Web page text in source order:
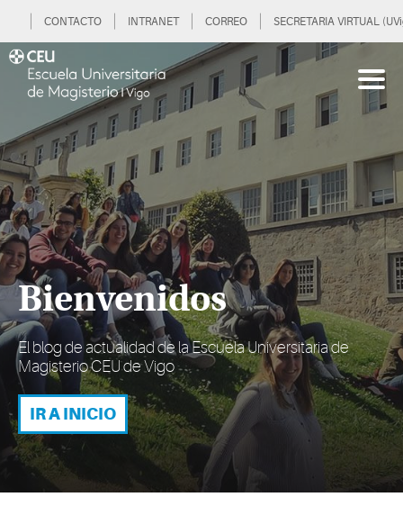
CONTACTO INTRANET CORREO SECRETARIA VIRTUAL
Bienvenidos
El blog de actualidad de la Escuela Universitaria de
Magisterio CEU de Vigo
IR A INICIO